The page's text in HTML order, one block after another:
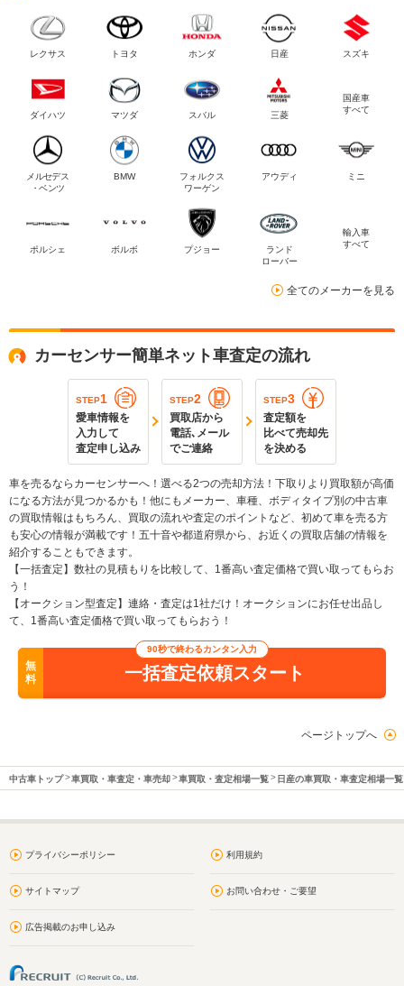
レクサス トヨタ ホンダ 日産 スズキ
ダイハツ マツダ スバル 三菱
国産車
すべて
メルセデス
・ベンツ
BMW
フォルクス
ワーゲン
アウディ ミニ
ポルシェ ボルボ プジョー
ランド
ローバー
輸入車
すべて
全てのメーカーを見る
カーセンサー簡単ネット車査定の流れ
STEP1
愛車情報を
入力して
査定申し込み
STEP2
買取店から
電話､メール
でご連絡
STEP3
査定額を
比べて売却先
を決める
車を売るならカーセンサーへ！選べる2つの売却方法！下取りより買取額が高価
になる方法が見つかるかも！他にもメーカー、車種、ボディタイプ別の中古車
の買取情報はもちろん、買取の流れや査定のポイントなど、初めて車を売る方
も安心の情報が満載です！五十音や都道府県から、お近くの買取店舗の情報を
紹介することもできます。
【一括査定】数社の見積もりを比較して、1番高い査定価格で買い取ってもらお
う！
【オークション型査定】連絡・査定は1社だけ！オークションにお任せ出品し
て、1番高い査定価格で買い取ってもらおう！
無
料
90秒で終わるカンタン入力
一括査定依頼スタート
ページトップへ
中古車トップ 車買取・車査定・車売却 車買取・査定相場一覧 日産の車買取・車査定相場一覧
プライバシーポリシー 利用規約
サイトマップ お問い合わせ・ご要望
広告掲載のお申し込み